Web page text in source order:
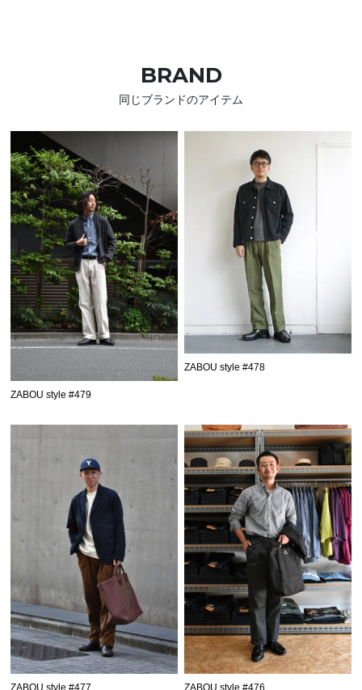
BRAND
同じブランドのアイテム
ZABOU style #479
ZABOU style #478
ZABOU style #477 ZABOU style #476